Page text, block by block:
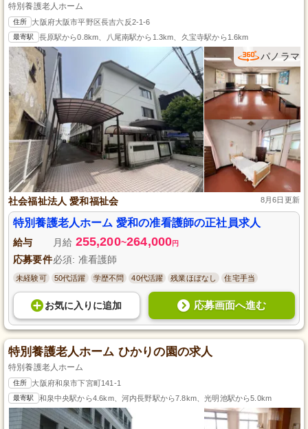
特別養護老人ホーム
住所 大阪府大阪市平野区長吉六反2-1-6
最寄駅 長原駅から0.8km、八尾南駅から1.3km、久宝寺駅から1.6km
パノラマ
社会福祉法人 愛和福祉会 8月6日更新
特別養護老人ホーム 愛和の准看護師の正社員求人
給与 月給 255,200~264,000円
応募要件必須: 准看護師
未経験可 50代活躍 学歴不問 40代活躍 残業ほぼなし 住宅手当
お気に入り に追加 応募画面へ進む
特別養護老人ホーム ひかりの園の求人
特別養護老人ホーム
住所 大阪府和泉市下宮町141-1
最寄駅 和泉中央駅から4.6km、河内長野駅から7.8km、光明池駅から5.0km